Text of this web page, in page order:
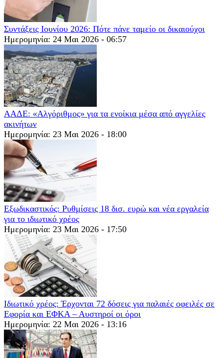
Συντάξεις Ιουνίου 2026: Πότε πάνε ταμείο οι δικαιούχοι
Ημερομηνία: 24 Μαι 2026 - 06:57
ΑΑΔΕ: «Αλγόριθμος» για τα ενοίκια μέσα από αγγελίες
ακινήτων
Ημερομηνία: 23 Μαι 2026 - 18:00
Εξωδικαστικός: Ρυθμίσεις 18 δισ. ευρώ και νέα εργαλεία
για το ιδιωτικό χρέος
Ημερομηνία: 23 Μαι 2026 - 17:50
Ιδιωτικό χρέος: Έρχονται 72 δόσεις για παλαιές οφειλές σε
Εφορία και ΕΦΚΑ – Αυστηροί οι όροι
Ημερομηνία: 22 Μαι 2026 - 13:16